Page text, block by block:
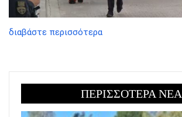
διαβάστε περισσότερα
ΠΕΡΙΣΣΟΤΕΡΑ ΝΕΑ